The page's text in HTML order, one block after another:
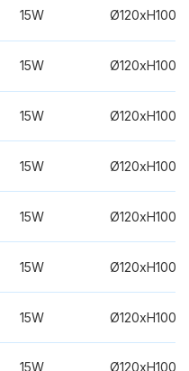
15W
15W
15W
15W
15W
15W
15W
15W